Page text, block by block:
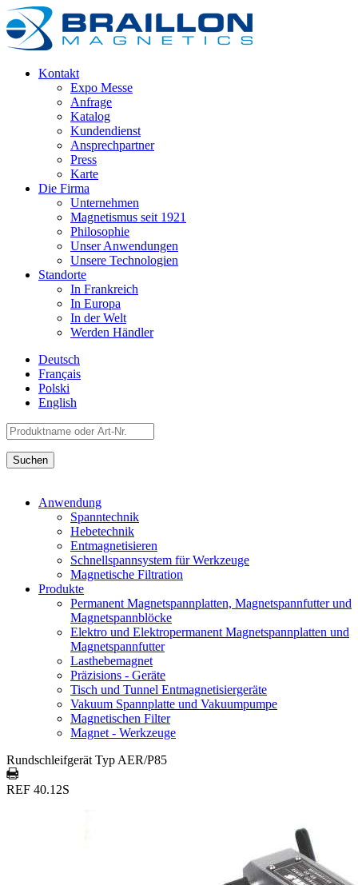
Kontakt
Expo Messe
Anfrage
Katalog
Kundendienst
Ansprechpartner
Press
Karte
Die Firma
Unternehmen
Magnetismus seit 1921
Philosophie
Unser Anwendungen
Unsere Technologien
Standorte
In Frankreich
In Europa
In der Welt
Werden Händler
Deutsch
Français
Polski
English
Anwendung
Spanntechnik
Hebetechnik
Entmagnetisieren
Schnellspannsystem für Werkzeuge
Magnetische Filtration
Produkte
Permanent Magnetspannplatten, Magnetspannfutter und
Magnetspannblöcke
Elektro und Elektropermanent Magnetspannplatten und
Magnetspannfutter
Lasthebemagnet
Präzisions - Geräte
Tisch und Tunnel Entmagnetisiergeräte
Vakuum Spannplatte und Vakuumpumpe
Magnetischen Filter
Magnet - Werkzeuge
Rundschleifgerät Typ AER/P85
REF 40.12S